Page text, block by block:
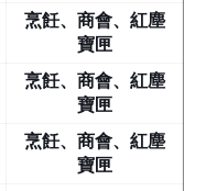
烹飪、商會、紅塵
寶匣
烹飪、商會、紅塵
寶匣
烹飪、商會、紅塵
寶匣